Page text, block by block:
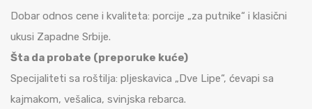
Dobar odnos cene i kvaliteta: porcije „za putnike“ i klasični
ukusi Zapadne Srbije.
Šta da probate (preporuke kuće)
Specijaliteti sa roštilja: pljeskavica „Dve Lipe“, ćevapi sa
kajmakom, vešalica, svinjska rebarca.